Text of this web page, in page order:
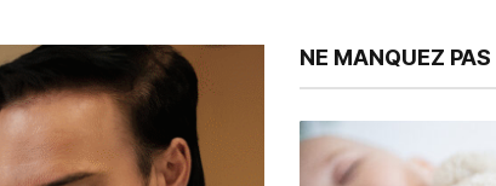
NE MANQUEZ PAS